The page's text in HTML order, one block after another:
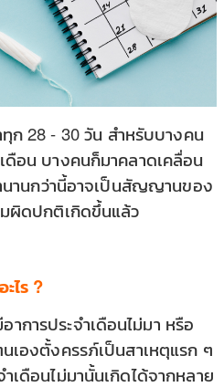
ก 28 - 30 วัน สำหรับบางคน
ดือน บางคนก็มาคลาดเคลื่อน
นานกว่านี้อาจเป็นสัญญานของ
ผิดปกติเกิดขึ้นแล้ว
ไร ?
ารประจำเดือนไม่มา หรือ
เองตั้งครรภ์เป็นสาเหตุแรก ๆ
เดือนไม่มานั้นเกิดได้จากหลาย